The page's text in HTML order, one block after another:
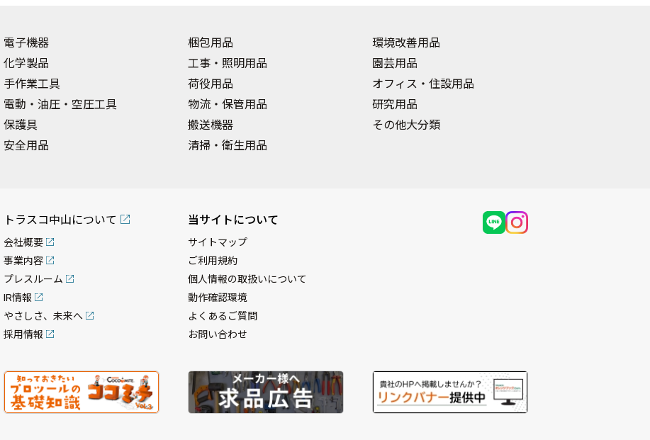
電子機器
化学製品
手作業工具
電動・油圧・空圧工具
保護具
安全用品
梱包用品
工事・照明用品
荷役用品
物流・保管用品
搬送機器
清掃・衛生用品
環境改善用品
園芸用品
オフィス・住設用品
研究用品
その他大分類
トラスコ中山について
会社概要
事業内容
プレスルーム
IR情報
やさしさ、未来へ
採用情報
当サイトについて
サイトマップ
ご利用規約
個人情報の取扱いについて
動作確認環境
よくあるご質問
お問い合わせ